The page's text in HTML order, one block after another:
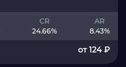
CR
24.66%
AR
8.43%
от 124 ₽